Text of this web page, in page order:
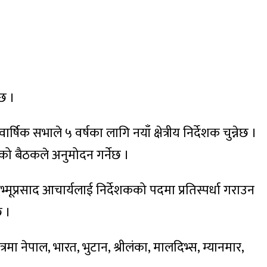
।
सभाले ५ वर्षका लागि नयाँ क्षेत्रीय निर्देशक चुन्नेछ ।
बैठकले अनुमोदन गर्नेछ ।
आचार्यलाई निर्देशकको पदमा प्रतिस्पर्धा गराउन
नेपाल, भारत, भुटान, श्रीलंका, मालदिभ्स, म्यानमार,